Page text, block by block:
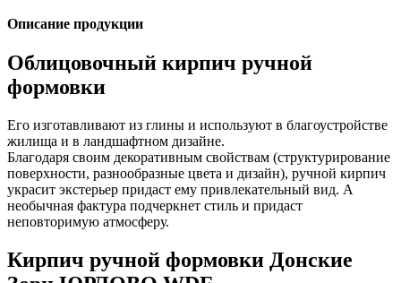
Описание продукции
Облицовочный кирпич ручной
формовки
Его изготавливают из глины и используют в благоустройстве
жилища и в ландшафтном дизайне.
Благодаря своим декоративным свойствам (структурирование
поверхности, разнообразные цвета и дизайн), ручной кирпич
украсит экстерьер придаст ему привлекательный вид. А
необычная фактура подчеркнет стиль и придаст
неповторимую атмосферу.
Кирпич ручной формовки Донские